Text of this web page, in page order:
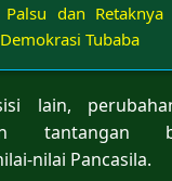
Palsu dan
Tubaba
lain,
tantangan
nilai Pancasila.